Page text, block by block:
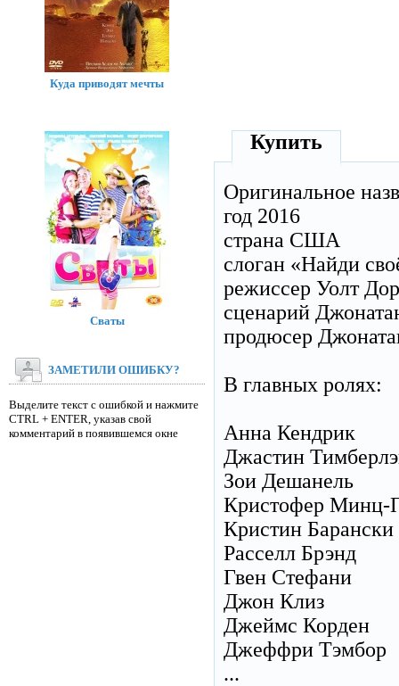
Купить
Оригинальное
год 2016
страна США
слоган «Найди
режиссер Уолт
сценарий
продюсер
В главных ролях:
Анна Кендрик
Джастин
Зои Дешанель
Кристофер Минц-
Кристин Барански
Расселл Брэнд
Гвен Стефани
Джон Клиз
Джеймс Корден
Джеффри Тэмбор
...
Куда приводят мечты
Сваты
ЗАМЕТИЛИ ОШИБКУ?
Выделите текст с ошибкой и нажмите
CTRL + ENTER, указав свой
комментарий в появившемся окне